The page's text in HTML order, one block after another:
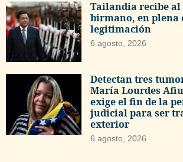
Tailandia recibe
birmano, en plena
legitimación
6 agosto, 2026
Detectan tres
María Lourdes
exige el fin de la
judicial para ser
exterior
6 agosto, 2026